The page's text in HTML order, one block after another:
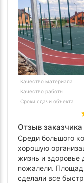
Качество материала
Качество работы
Сроки сдачи объекта
Отзыв заказчика
Среди большого
хорошую
жизнь и
пожалели.
сделали все